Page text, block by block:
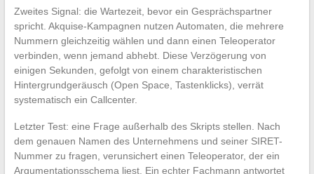
Zweites Signal: die Wartezeit, bevor ein Gesprächspartner
spricht. Akquise-Kampagnen nutzen Automaten, die mehrere
Nummern gleichzeitig wählen und dann einen Teleoperator
verbinden, wenn jemand abhebt. Diese Verzögerung von
einigen Sekunden, gefolgt von einem charakteristischen
Hintergrundgeräusch (Open Space, Tastenklicks), verrät
systematisch ein Callcenter.
Letzter Test: eine Frage außerhalb des Skripts stellen. Nach
dem genauen Namen des Unternehmens und seiner SIRET-
Nummer zu fragen, verunsichert einen Teleoperator, der ein
Argumentationsschema liest. Ein echter Fachmann antwortet